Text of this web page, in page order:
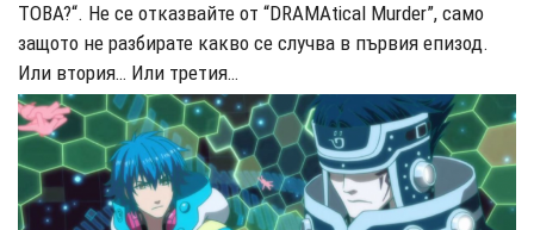
ТОВА?“. Не се отказвайте от “DRAMAtical Murder”, само
защото не разбирате какво се случва в първия епизод.
Или втория… Или третия…